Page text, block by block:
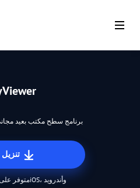
برنامج سطح مكتب بعيد
متوفر على أنظمة ويندوز، وiOS، وأندرويد